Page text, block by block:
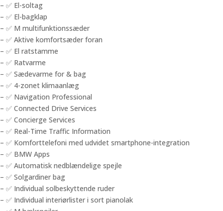
– ✅ El-soltag
– ✅ El-bagklap
– ✅ M multifunktionssæder
– ✅ Aktive komfortsæder foran
– ✅ El ratstamme
– ✅ Ratvarme
– ✅ Sædevarme for & bag
– ✅ 4-zonet klimaanlæg
– ✅ Navigation Professional
– ✅ Connected Drive Services
– ✅ Concierge Services
– ✅ Real-Time Traffic Information
– ✅ Komforttelefoni med udvidet smartphone-integration
– ✅ BMW Apps
– ✅ Automatisk nedblændelige spejle
– ✅ Solgardiner bag
– ✅ Individual solbeskyttende ruder
– ✅ Individual interiørlister i sort pianolak